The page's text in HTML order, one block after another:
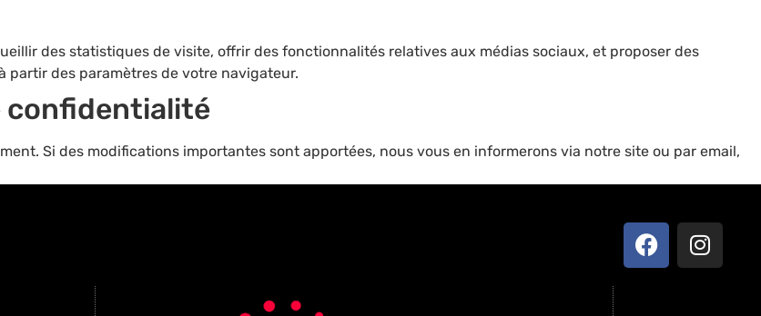
des statistiques de visite, offrir des fonctionnalités relatives aux médias sociaux, et proposer des
partir des paramètres de votre navigateur.
confidentialité
Si des modifications importantes sont apportées, nous vous en informerons via notre site ou par email,